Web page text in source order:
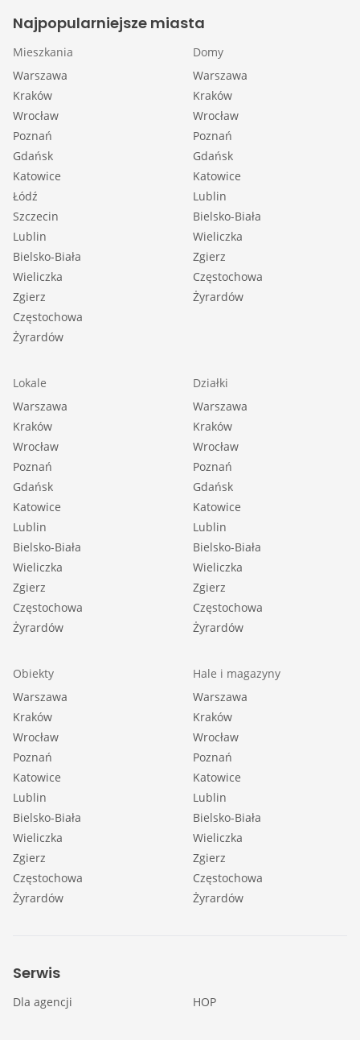
Najpopularniejsze miasta
Mieszkania
Warszawa
Kraków
Wrocław
Poznań
Gdańsk
Katowice
Łódź
Szczecin
Lublin
Bielsko-Biała
Wieliczka
Zgierz
Częstochowa
Żyrardów
Domy
Warszawa
Kraków
Wrocław
Poznań
Gdańsk
Katowice
Lublin
Bielsko-Biała
Wieliczka
Zgierz
Częstochowa
Żyrardów
Lokale
Warszawa
Kraków
Wrocław
Poznań
Gdańsk
Katowice
Lublin
Bielsko-Biała
Wieliczka
Zgierz
Częstochowa
Żyrardów
Działki
Warszawa
Kraków
Wrocław
Poznań
Gdańsk
Katowice
Lublin
Bielsko-Biała
Wieliczka
Zgierz
Częstochowa
Żyrardów
Obiekty
Warszawa
Kraków
Wrocław
Poznań
Katowice
Lublin
Bielsko-Biała
Wieliczka
Zgierz
Częstochowa
Żyrardów
Hale i magazyny
Warszawa
Kraków
Wrocław
Poznań
Katowice
Lublin
Bielsko-Biała
Wieliczka
Zgierz
Częstochowa
Żyrardów
Serwis
Dla agencji HOP